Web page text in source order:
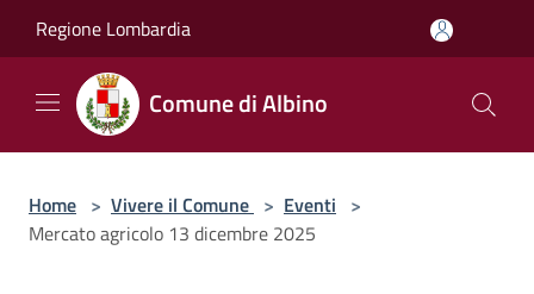
Regione Lombardia
Comune di Albino
Home > Vivere il Comune > Eventi >
Mercato agricolo 13 dicembre 2025